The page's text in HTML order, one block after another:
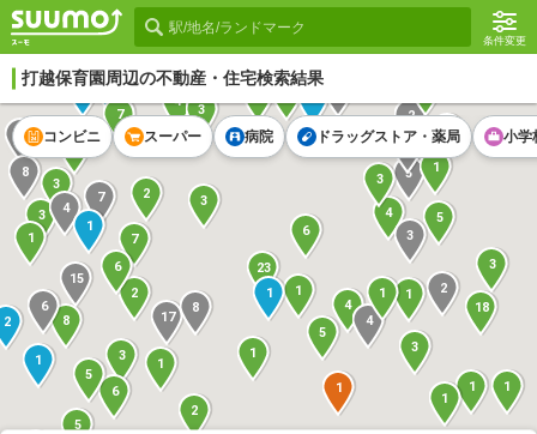
条件変更
打越保育園周辺の不動産・住宅検索結果
2
5
7
7
13
2
2
2
8
3
5
5
17
4
2
8
8
3
3
2
4
6
2
2
1
6
1
15
5
6 1
7
1
2
2
2
3
3
1
5
6
23
18
4
3
3
1 1
3
1
4
1
4
3
1
1
1
1
1
1
コンビニ スーパー 病院 ドラッグストア・薬局 小学